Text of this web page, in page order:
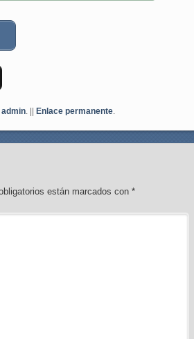
admin. || Enlace permanente.
están marcados con*